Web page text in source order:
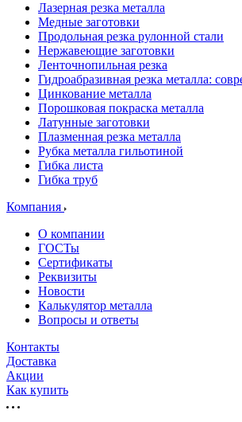
Лазерная резка металла
Медные заготовки
Продольная резка рулонной стали
Нержавеющие заготовки
Ленточнопильная резка
Гидроабразивная резка металла:
Цинкование металла
Порошковая покраска металла
Латунные заготовки
Плазменная резка металла
Рубка металла гильотиной
Гибка листа
Гибка труб
Компания
О компании
ГОСТы
Сертификаты
Реквизиты
Новости
Калькулятор металла
Вопросы и ответы
Контакты
Доставка
Акции
Как купить